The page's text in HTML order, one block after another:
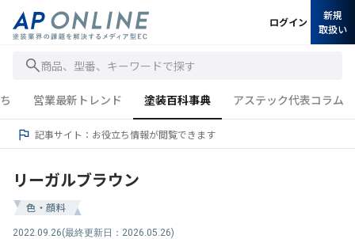
商品、型番、キーワードで探す
ログイン
新規
取扱い
営業最新トレンド 塗装百科事典 アステック代表コラム
記事サイト：お役立ち情報が閲覧できます
リーガルブラウン
色・顔料
2022.09.26(最終更新日：2026.05.26)